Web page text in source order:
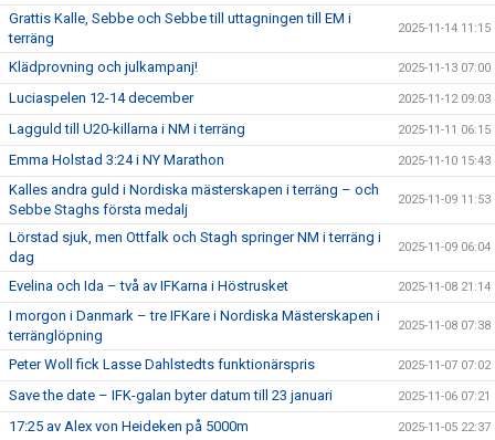
Grattis Kalle, Sebbe och Sebbe till uttagningen till EM i
terräng
2025-11-14 11:15
Klädprovning och julkampanj! 2025-11-13 07:00
Luciaspelen 12-14 december 2025-11-12 09:03
Lagguld till U20-killarna i NM i terräng 2025-11-11 06:15
Emma Holstad 3:24 i NY Marathon 2025-11-10 15:43
Kalles andra guld i Nordiska mästerskapen i terräng – och
Sebbe Staghs första medalj
2025-11-09 11:53
Lörstad sjuk, men Ottfalk och Stagh springer NM i terräng i
dag
2025-11-09 06:04
Evelina och Ida – två av IFKarna i Höstrusket 2025-11-08 21:14
I morgon i Danmark – tre IFKare i Nordiska Mästerskapen i
terränglöpning
2025-11-08 07:38
Peter Woll fick Lasse Dahlstedts funktionärspris 2025-11-07 07:02
Save the date – IFK-galan byter datum till 23 januari 2025-11-06 07:21
17:25 av Alex von Heideken på 5000m 2025-11-05 22:37